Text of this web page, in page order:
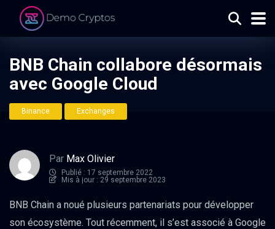
BNB Chain collabore désormais
avec Google Cloud
Binance Exchanges
Par Max Olivier
Publié : 17 septembre 2022
Mis à jour : 29 septembre 2023
BNB Chain a noué plusieurs partenariats pour développer
son écosystème. Tout récemment, il s’est associé à Google